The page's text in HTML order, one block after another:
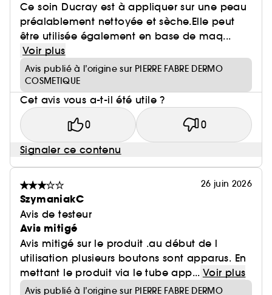
Ce soin Ducray est à appliquer sur une peau
préalablement nettoyée et sèche.Elle peut
être utilisée également en base de maq...
Voir plus
Avis publié à l’origine sur PIERRE FABRE DERMO
COSMETIQUE
Cet avis vous a-t-il été utile ?
0 0
Signaler ce contenu
26 juin 2026
SzymaniakC
Avis de testeur
Avis mitigé
Avis mitigé sur le produit .au début de l
utilisation plusieurs boutons sont apparus. En
mettant le produit via le tube app... Voir plus
Avis publié à l’origine sur PIERRE FABRE DERMO